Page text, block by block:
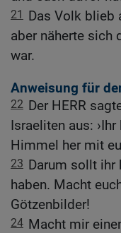
21
Das Volk blieb
aber näherte sich
war.
Anweisung für
22 Der HERR
Israeliten aus:
Himmel her mit
23 Darum sollt ihr
haben. Macht
Götzenbilder!
24 Macht mir